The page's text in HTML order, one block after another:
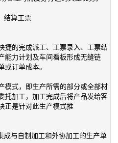
结算工票
捷的完成派工、工票录入、工票结
能力计划及车间看板形成无缝链
订单成本。
模式，即生产所需的部分或全部材
托加工，加工完成后将产品发给客
正是针对此生产模式推
成与自制加工和外协加工的生产单